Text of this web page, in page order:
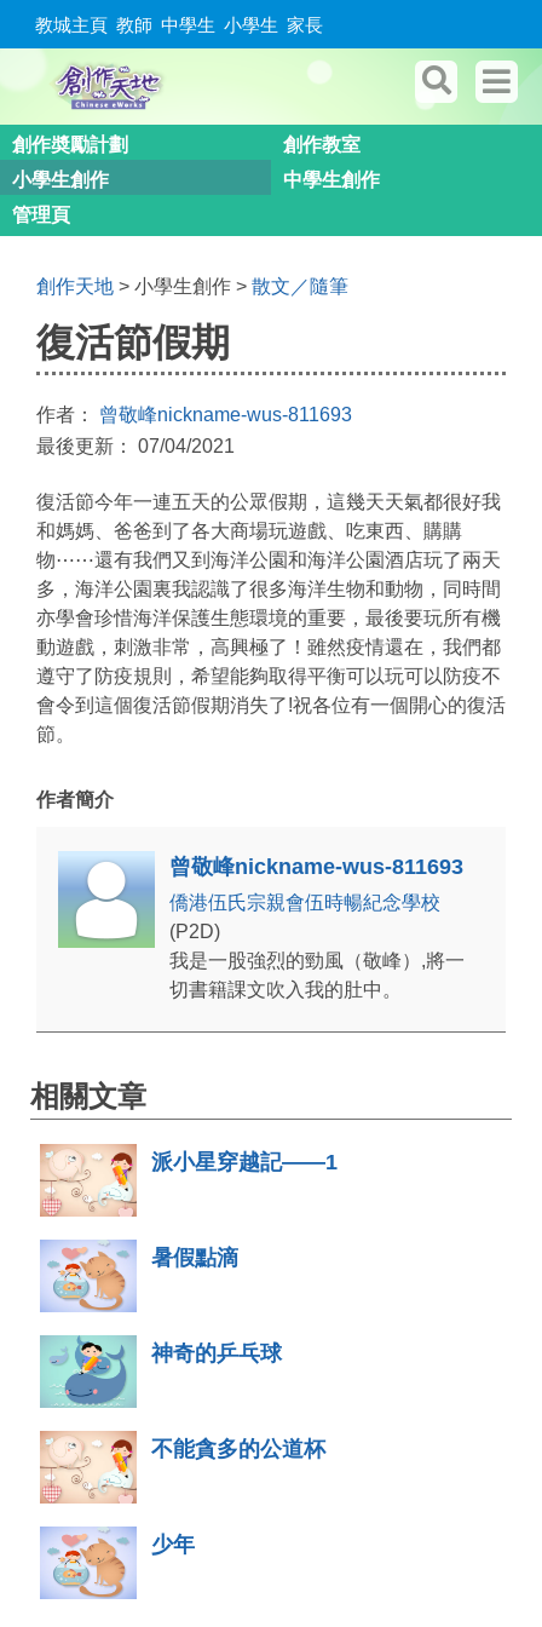
教城主頁 教師 中學生 小學生 家長
創作奬勵計劃
創作教室
小學生創作
中學生創作
管理頁
創作天地 > 小學生創作 > 散文／隨筆
復活節假期
作者： 曾敬峰nickname-wus-811693
最後更新： 07/04/2021
復活節今年一連五天的公眾假期，這幾天天氣都很好我
和媽媽、爸爸到了各大商場玩遊戲、吃東西、購購
物⋯⋯還有我們又到海洋公園和海洋公園酒店玩了兩天
多，海洋公園裏我認識了很多海洋生物和動物，同時間
亦學會珍惜海洋保護生態環境的重要，最後要玩所有機
動遊戲，刺激非常，高興極了！雖然疫情還在，我們都
遵守了防疫規則，希望能夠取得平衡可以玩可以防疫不
會令到這個復活節假期消失了!祝各位有一個開心的復活
節。
作者簡介
曾敬峰nickname-wus-811693
僑港伍氏宗親會伍時暢紀念學校
(P2D)
我是一股強烈的勁風（敬峰）,將一
切書籍課文吹入我的肚中。
相關文章
派小星穿越記——1
暑假點滴
神奇的乒乓球
不能貪多的公道杯
少年